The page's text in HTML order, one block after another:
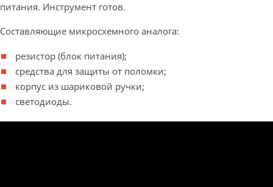
питания. Инструмент готов.
Составляющие микросхемного аналога:
резистор (блок питания);
средства для защиты от поломки;
корпус из шариковой ручки;
светодиоды.